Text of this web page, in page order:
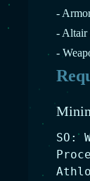
-
- Altair
-
SO: